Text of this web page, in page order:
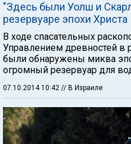
"Здесь были Уолш и
резервуаре эпохи Христа
В ходе спасательных
Управлением древностей в
были обнаружены миква
огромный резервуар для
07.10.2014 10:42 // В Израиле